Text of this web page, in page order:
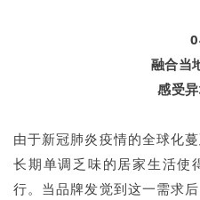
融合当
感受
由于新冠肺炎疫情的全球化
长期单调乏味的居家生活使
行。当品牌发觉到这一需求